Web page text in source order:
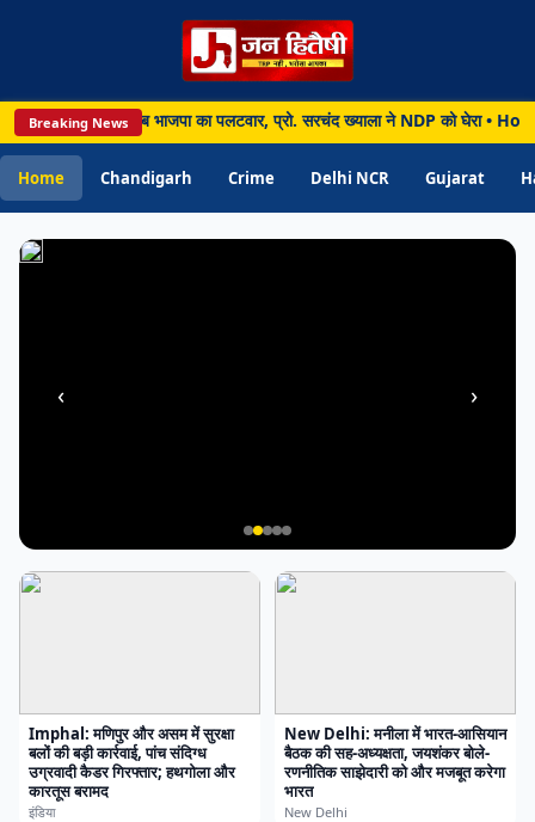
Breaking News
की मांग पर पंजाब भाजपा का पलटवार, प्रो. सरचंद ख्याला ने NDP को घेरा •
Home Chandigarh Crime Delhi NCR Gujarat
‹ ›
महीनों
से
लंबित
प्रमाण
पत्र
Imphal: मणिपुर और असम में सुरक्षा
बलों की बड़ी कार्रवाई, पांच संदिग्ध
उग्रवादी कैडर गिरफ्तार; हथगोला और
कारतूस बरामद
इंडिया
New Delhi: मनीला में भारत-आसियान
बैठक की सह-अध्यक्षता, जयशंकर बोले-
रणनीतिक साझेदारी को और मजबूत करेगा
भारत
New Delhi